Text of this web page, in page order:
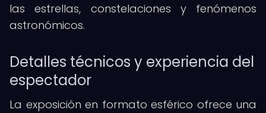
las estrellas, constelaciones y fenómenos
astronómicos.
Detalles técnicos y experiencia del
espectador
La exposición en formato esférico ofrece una